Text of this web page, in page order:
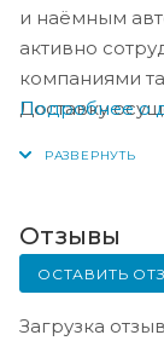
и наёмным
активно
компаниями
Доставку
Подробнее о
Отзывы
ОСТАВИТЬ
Загрузка